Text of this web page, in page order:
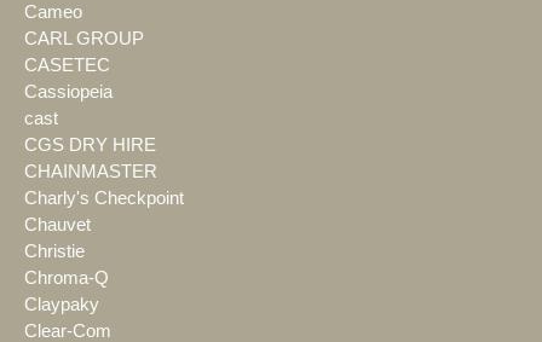
Cameo
CARL GROUP
CASETEC
Cassiopeia
cast
CGS DRY HIRE
CHAINMASTER
Charly's Checkpoint
Chauvet
Christie
Chroma-Q
Claypaky
Clear-Com